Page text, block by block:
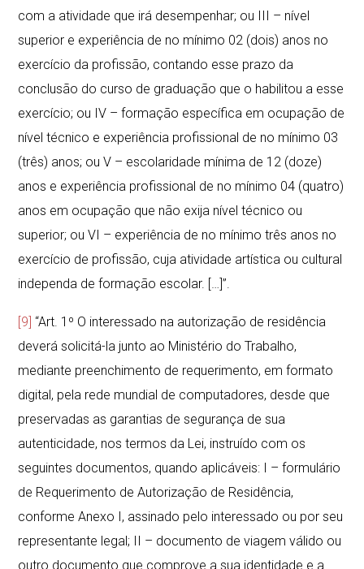
com a atividade que irá desempenhar; ou III – nível
superior e experiência de no mínimo 02 (dois) anos no
exercício da profissão, contando esse prazo da
conclusão do curso de graduação que o habilitou a esse
exercício; ou IV – formação específica em ocupação de
nível técnico e experiência profissional de no mínimo 03
(três) anos; ou V – escolaridade mínima de 12 (doze)
anos e experiência profissional de no mínimo 04 (quatro)
anos em ocupação que não exija nível técnico ou
superior; ou VI – experiência de no mínimo três anos no
exercício de profissão, cuja atividade artística ou cultural
independa de formação escolar. […]”.
[9] “Art. 1º O interessado na autorização de residência
deverá solicitá-la junto ao Ministério do Trabalho,
mediante preenchimento de requerimento, em formato
digital, pela rede mundial de computadores, desde que
preservadas as garantias de segurança de sua
autenticidade, nos termos da Lei, instruído com os
seguintes documentos, quando aplicáveis: I – formulário
de Requerimento de Autorização de Residência,
conforme Anexo I, assinado pelo interessado ou por seu
representante legal; II – documento de viagem válido ou
outro documento que comprove a sua identidade e a